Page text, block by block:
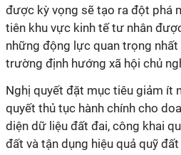
được kỳ vọng sẽ tạo ra đột phá
tiên khu vực kinh tế tư nhân
những động lực quan trọng nhất
trường định hướng xã hội chủ
Nghị quyết đặt mục tiêu giảm ít
quyết thủ tục hành chính cho
diện dữ liệu đất đai, công khai
đất và tận dụng hiệu quả quỹ